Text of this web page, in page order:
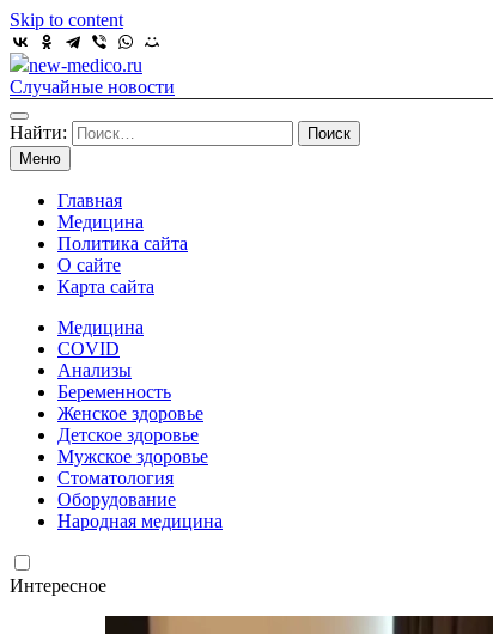
Skip to content
new-medico.ru
Случайные новости
Найти:
Меню
Главная
Медицина
Политика сайта
О сайте
Карта сайта
Медицина
COVID
Анализы
Беременность
Женское здоровье
Детское здоровье
Мужское здоровье
Стоматология
Оборудование
Народная медицина
Интересное